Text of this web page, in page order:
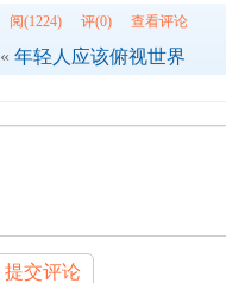
阅(1224) 评(0) 查看评论
« 年轻人应该俯视世界
提交评论